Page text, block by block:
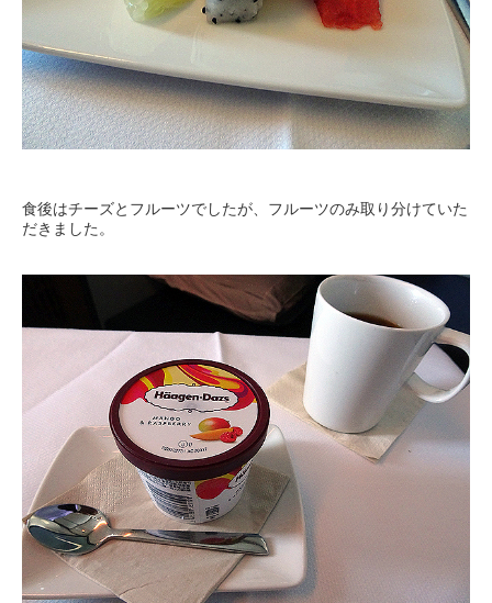
食後はチーズとフルーツでしたが、フルーツのみ取り分けていた
だきました。